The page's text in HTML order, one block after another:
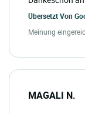
Übersetzt Von
Meinung
MAGALI N.